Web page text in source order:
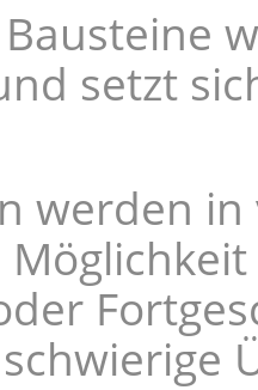
Bausteine
setzt
werden